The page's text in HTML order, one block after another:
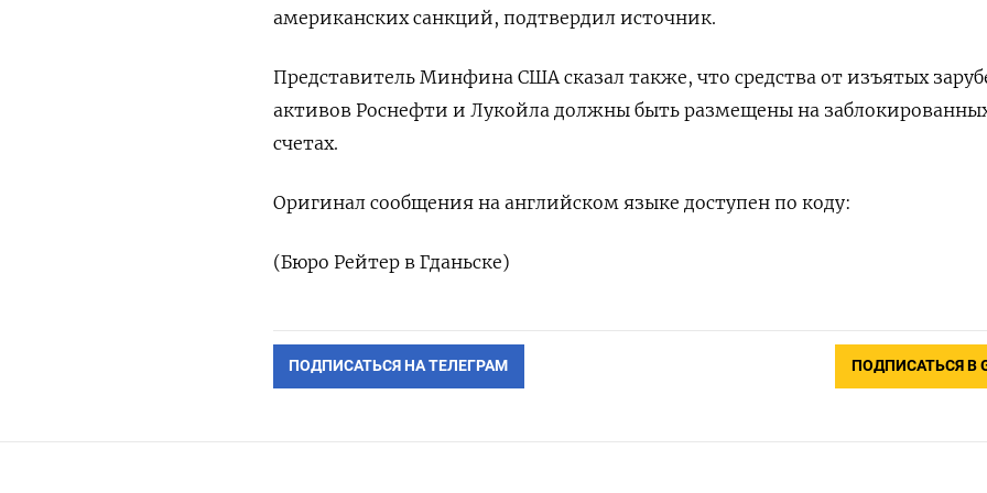
американских санкций, подтвердил источник.
Представитель Минфина США сказал также, что средства от изъятых
активов Роснефти и Лукойла должны быть размещены на
счетах.
Оригинал сообщения на английском языке доступен по коду:
(Бюро Рейтер в Гданьске)
ПОДПИСАТЬСЯ НА ТЕЛЕГРАМ ПОДПИСАТЬСЯ В